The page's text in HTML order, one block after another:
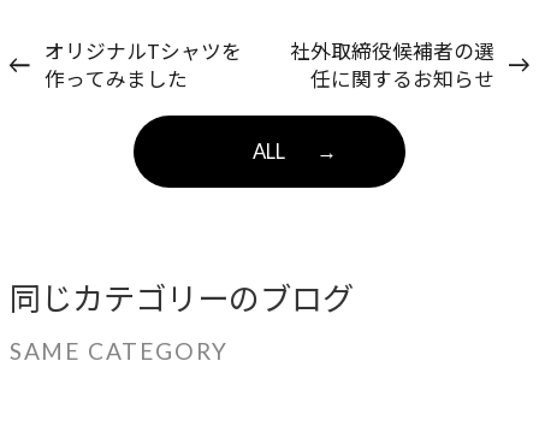
オリジナルTシャツを
作ってみました
ALL →
社外取締役候補者の選
任に関するお知らせ
同じカテゴリーのブログ
SAME CATEGORY